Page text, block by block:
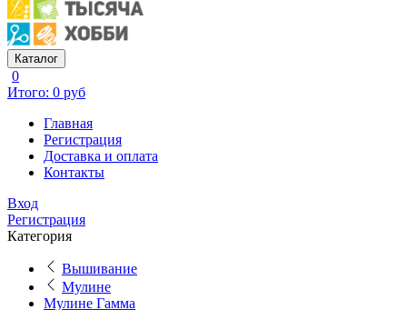
Каталог
0
Итого: 0 руб
Главная
Регистрация
Доставка и оплата
Контакты
Вход
Регистрация
Категория
Вышивание
Мулине
Мулине Гамма